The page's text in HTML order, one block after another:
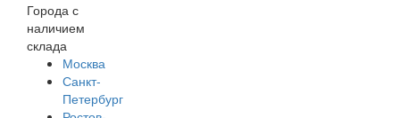
Города с
наличием
склада
Москва
Санкт-
Петербург